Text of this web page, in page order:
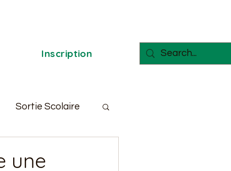
Inscription
Sortie Scolaire
une